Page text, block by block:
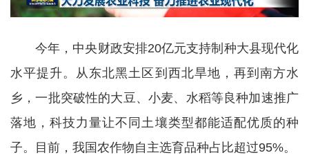
今年，中央财政安排20亿元支持制种大县现代化
水平提升。从东北黑土区到西北旱地，再到南方水
乡，一批突破性的大豆、小麦、水稻等良种加速推广
落地，科技力量让不同土壤类型都能适配优质的种
子。目前，我国农作物自主选育品种占比超过95%。